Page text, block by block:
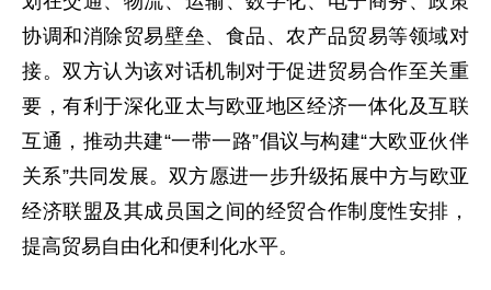
协调和消除贸易壁垒、食品、农产品贸易等领域对
接。双方认为该对话机制对于促进贸易合作至关重
要，有利于深化亚太与欧亚地区经济一体化及互联
互通，推动共建“一带一路”倡议与构建“大欧亚伙伴
关系”共同发展。双方愿进一步升级拓展中方与欧亚
经济联盟及其成员国之间的经贸合作制度性安排，
提高贸易自由化和便利化水平。